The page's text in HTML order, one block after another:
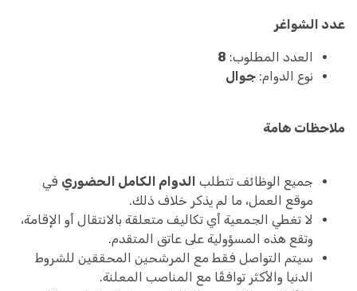
عدد الشواغر
العدد المطلوب: 8
نوع الدوام: جوال
ملاحظات هامة
جميع الوظائف تتطلب الدوام الكامل الحضوري في
موقع العمل، ما لم يذكر خلاف ذلك.
لا تغطي الجمعية أي تكاليف متعلقة بالانتقال أو الإقامة،
وتقع هذه المسؤولية على عاتق المتقدم.
سيتم التواصل فقط مع المرشحين المحققين للشروط
الدنيا والأكثر توافقًا مع المناصب المعلنة.